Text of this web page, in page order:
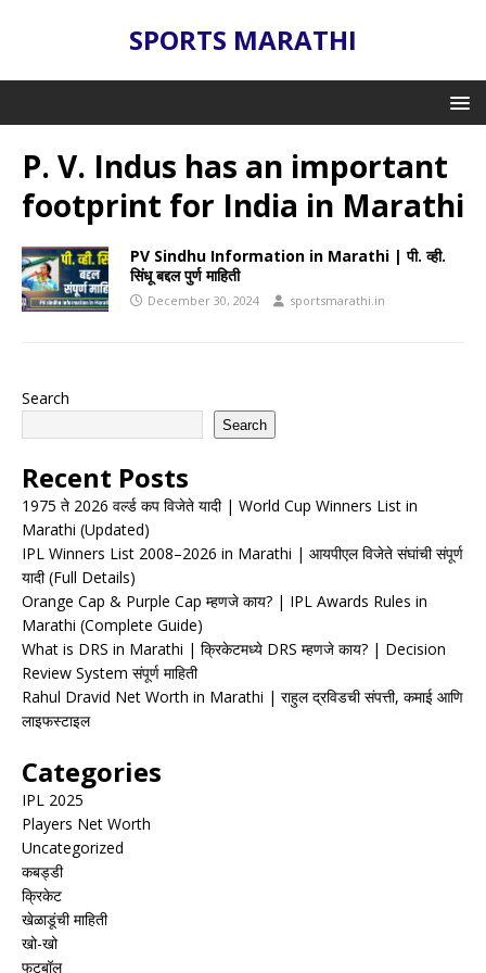
SPORTS MARATHI
P. V. Indus has an important
footprint for India in Marathi
PV Sindhu Information in Marathi | पी. व्ही.
सिंधू बद्दल पुर्ण माहिती
December 30, 2024 sportsmarathi.in
Search
Search
Recent Posts
1975 ते 2026 वर्ल्ड कप विजेते यादी | World Cup Winners List in
Marathi (Updated)
IPL Winners List 2008–2026 in Marathi | आयपीएल विजेते संघांची संपूर्ण
यादी (Full Details)
Orange Cap & Purple Cap म्हणजे काय? | IPL Awards Rules in
Marathi (Complete Guide)
What is DRS in Marathi | क्रिकेटमध्ये DRS म्हणजे काय? | Decision
Review System संपूर्ण माहिती
Rahul Dravid Net Worth in Marathi | राहुल द्रविडची संपत्ती, कमाई आणि
लाइफस्टाइल
Categories
IPL 2025
Players Net Worth
Uncategorized
कबड्डी
क्रिकेट
खेळाडूंची माहिती
खो-खो
फुटबॉल